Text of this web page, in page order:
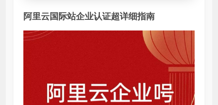
阿里云国际站企业认证超详细指南